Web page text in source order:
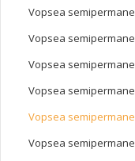
Vopsea
Vopsea
Vopsea
Vopsea
Vopsea
Vopsea